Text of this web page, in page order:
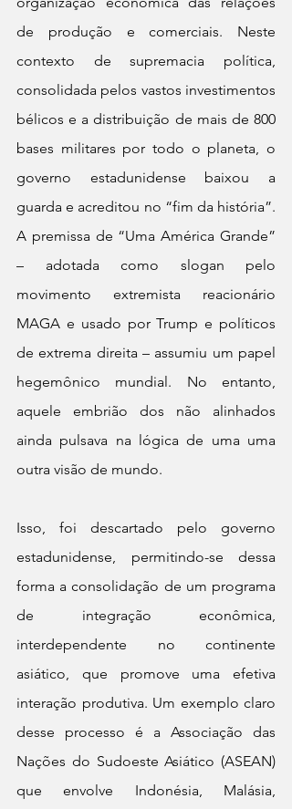
de produção e comerciais. Neste
contexto de supremacia política,
consolidada pelos vastos investimentos
bélicos e a distribuição de mais de 800
bases militares por todo o planeta, o
governo estadunidense baixou a
guarda e acreditou no “fim da história”.
A premissa de “Uma América Grande”
– adotada como slogan pelo
movimento extremista reacionário
MAGA e usado por Trump e políticos
de extrema direita – assumiu um papel
hegemônico mundial. No entanto,
aquele embrião dos não alinhados
ainda pulsava na lógica de uma uma
outra visão de mundo.
Isso, foi descartado pelo governo
estadunidense, permitindo-se dessa
forma a consolidação de um programa
de integração econômica,
interdependente no continente
asiático, que promove uma efetiva
interação produtiva. Um exemplo claro
desse processo é a Associação das
Nações do Sudoeste Asiático (ASEAN)
que envolve Indonésia, Malásia,